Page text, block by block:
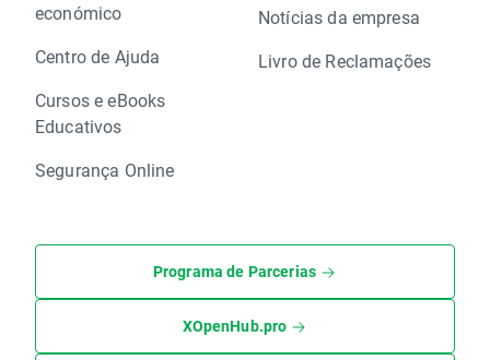
económico
Centro de Ajuda
Cursos e eBooks
Educativos
Segurança Online
Notícias da empresa
Livro de Reclamações
Programa de Parcerias
XOpenHub.pro